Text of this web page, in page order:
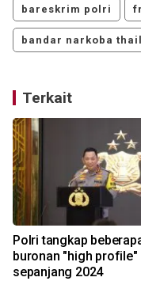
bareskrim polri
bandar narkoba
Terkait
Polri tangkap
buronan "high profile"
sepanjang 2024